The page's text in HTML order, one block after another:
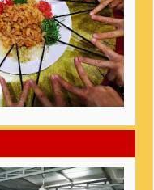
来西亚日。
秋节。
家运动会。
、6年级评审。
Maulidur Rasul假
儿童节。
庆假期。
级义卖会。
屠妖节假期。